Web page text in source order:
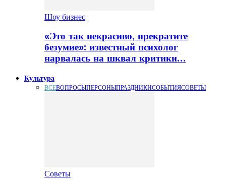
Шоу бизнес
«Это так некрасиво, прекратите
безумие»: известный психолог
нарвалась на шквал критики…
Культура
ВСЕВОПРОСЫПЕРСОНЫПРАЗДНИКИСОБЫТИЯСОВЕТЫ
Советы